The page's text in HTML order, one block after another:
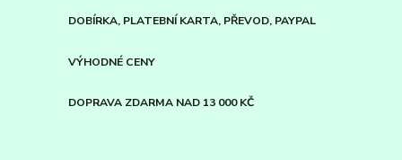
DOBÍRKA, PLATEBNÍ KARTA, PŘEVOD, PAYPAL
VÝHODNÉ CENY
DOPRAVA ZDARMA NAD 13 000 KČ